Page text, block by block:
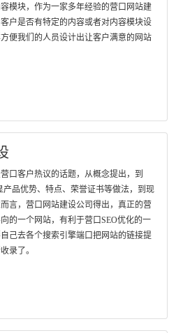
模块，作为一家多年经验的营口网站建
户是否有特定的内容或者对内容模块设
便我们的人员设计出让客户满意的网站
口客户热议的话题，从概念提出，到
产品优势、特点、荣誉证书等做法，到现
言，营口网站建设公司得出，真正的营
的一个网站，有利于营口SEO优化的一
己去各个搜索引擎端口把网站的链接提
录了。